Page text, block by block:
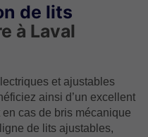
de lits
à Laval
et ajustables
ainsi d’un excellent
cas de bris mécanique
de lits ajustables,